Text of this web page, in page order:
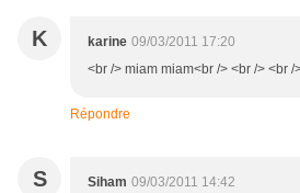
K karine 09/03/2011 17:20
<br /> miam miam<br /> <br /> <br /
Répondre
S Siham 09/03/2011 14:42